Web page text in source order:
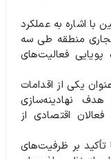
با اشاره به عملکرد
منطقه طی سه
فعالیت‌های
یکی از اقدامات
نهادینه‌سازی
اقتصادی از
بر ظرفیت‌های